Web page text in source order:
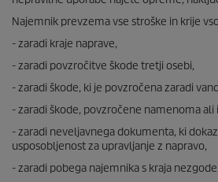
Najemnik prevzema vse stroške in krije
- zaradi kraje naprave,
- zaradi povzročitve škode tretji osebi,
- zaradi škode, ki je povzročena zaradi
- zaradi škode, povzročene namenoma
- zaradi neveljavnega dokumenta, ki
usposobljenost za upravljanje z napravo,
- zaradi pobega najemnika s kraja nezgode,